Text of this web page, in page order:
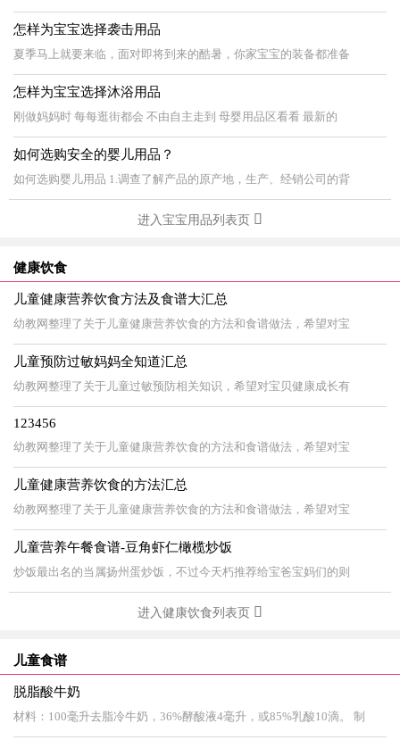
怎样为宝宝选择袭击用品
夏季马上就要来临，面对即将到来的酷暑，你家宝宝的装备都准备
怎样为宝宝选择沐浴用品
刚做妈妈时 每每逛街都会 不由自主走到 母婴用品区看看 最新的
如何选购安全的婴儿用品？
如何选购婴儿用品 1.调查了解产品的原产地，生产、经销公司的背
进入宝宝用品列表页
健康饮食
儿童健康营养饮食方法及食谱大汇总
幼教网整理了关于儿童健康营养饮食的方法和食谱做法，希望对宝
儿童预防过敏妈妈全知道汇总
幼教网整理了关于儿童过敏预防相关知识，希望对宝贝健康成长有
123456
幼教网整理了关于儿童健康营养饮食的方法和食谱做法，希望对宝
儿童健康营养饮食的方法汇总
幼教网整理了关于儿童健康营养饮食的方法和食谱做法，希望对宝
儿童营养午餐食谱-豆角虾仁橄榄炒饭
炒饭最出名的当属扬州蛋炒饭，不过今天朽推荐给宝爸宝妈们的则
进入健康饮食列表页
儿童食谱
脱脂酸牛奶
材料：100毫升去脂冷牛奶，36%酵酸液4毫升，或85%乳酸10滴。 制